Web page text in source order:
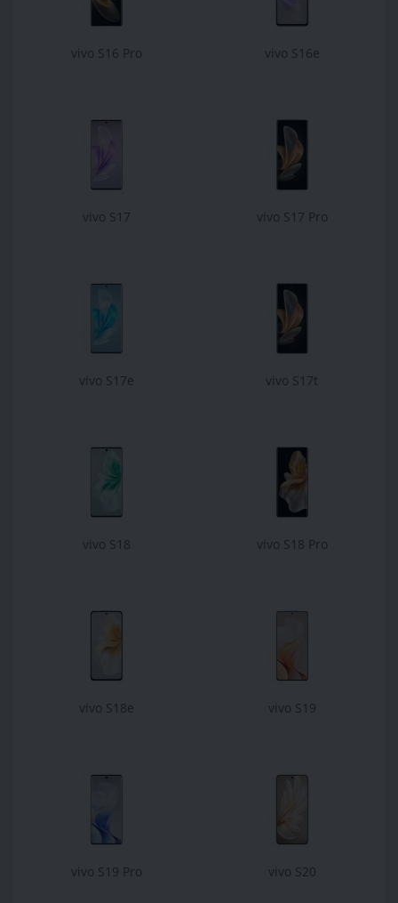
vivo S16 Pro vivo S16e
vivo S17 vivo S17 Pro
vivo S17e vivo S17t
vivo S18 vivo S18 Pro
vivo S18e vivo S19
vivo S19 Pro vivo S20